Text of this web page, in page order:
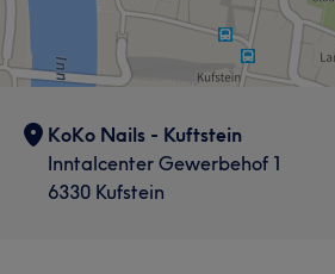
KoKo Nails - Kuftstein
Inntalcenter Gewerbehof 1
6330 Kufstein